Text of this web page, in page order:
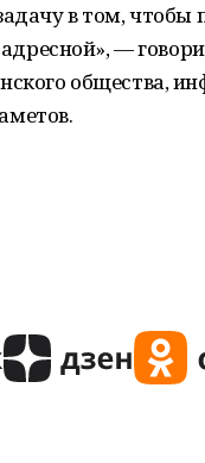
в том, чтобы
—
общества,